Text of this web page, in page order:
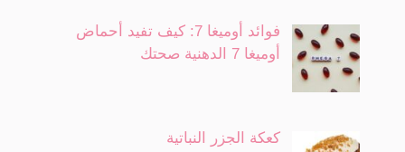
فوائد أوميغا 7: كيف تفيد أحماض
أوميغا 7 الدهنية صحتك
كعكة الجزر النباتية